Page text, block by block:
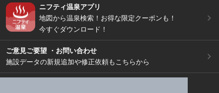
ニフティ温泉アプリ
地図から温泉検索！お得な限定クーポンも！
今すぐダウンロード！
ご意見ご要望 ・お問い合わせ
施設データの新規追加や修正依頼もこちらから